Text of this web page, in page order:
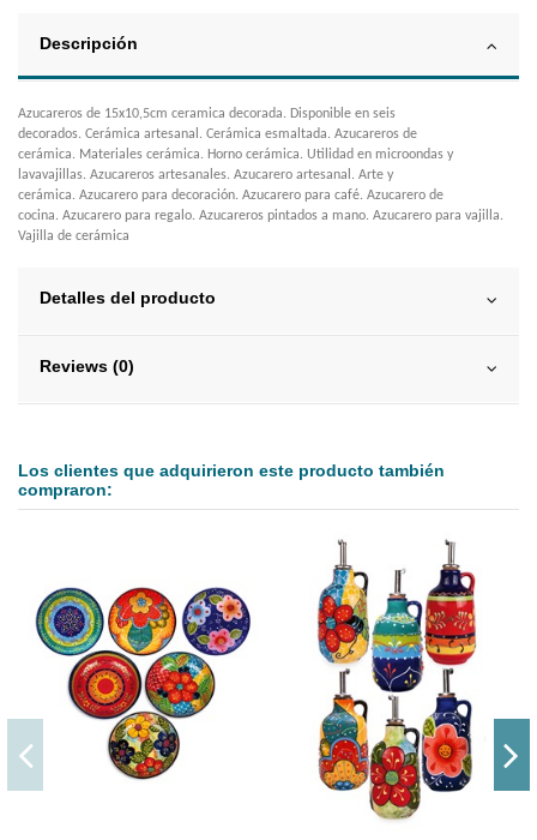
Descripción
Azucareros de 15x10,5cm ceramica decorada. Disponible en seis
decorados. Cerámica artesanal. Cerámica esmaltada. Azucareros de
cerámica. Materiales cerámica. Horno cerámica. Utilidad en microondas y
lavavajillas. Azucareros artesanales. Azucarero artesanal. Arte y
cerámica. Azucarero para decoración. Azucarero para café. Azucarero de
cocina. Azucarero para regalo. Azucareros pintados a mano. Azucarero para vajilla.
Vajilla de cerámica
Detalles del producto
Reviews (0)
Los clientes que adquirieron este producto también
compraron: